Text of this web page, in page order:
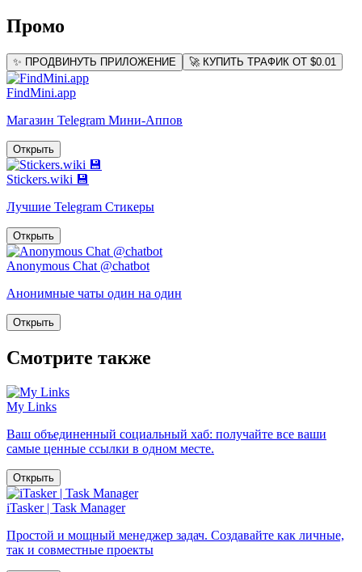
Промо
✨ ПРОДВИНУТЬ ПРИЛОЖЕНИЕ 🚀 КУПИТЬ ТРАФИК ОТ $0.01
FindMini.app
Магазин Telegram Мини-Аппов
Открыть
Stickers.wiki 💾
Лучшие Telegram Стикеры
Открыть
Anonymous Chat @chatbot
Анонимные чаты один на один
Открыть
Смотрите также
My Links
Ваш объединенный социальный хаб: получайте все ваши
самые ценные ссылки в одном месте.
Открыть
iTasker | Task Manager
Простой и мощный менеджер задач. Создавайте как личные,
так и совместные проекты